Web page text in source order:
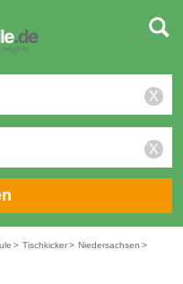
X
X
> Tischkicker> Niedersachsen >